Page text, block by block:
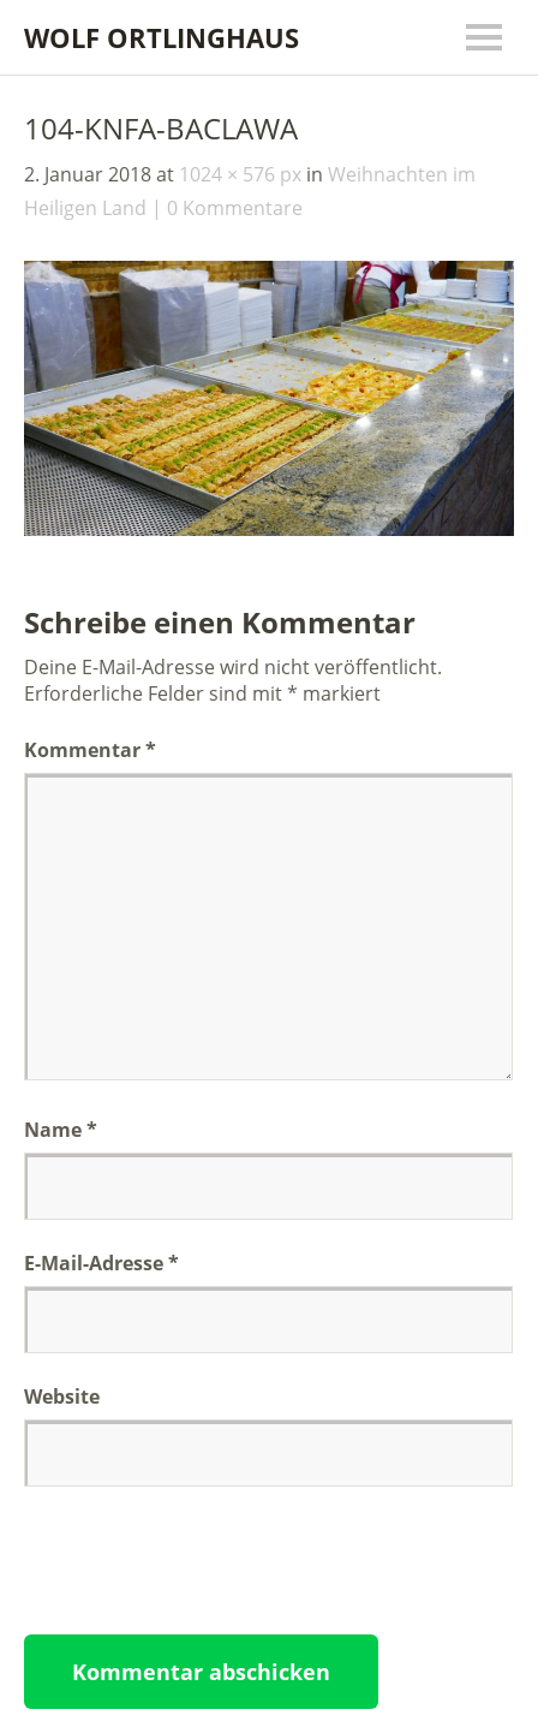
WOLF ORTLINGHAUS
104-KNFA-BACLAWA
2. Januar 2018at 1024 × 576 px in Weihnachten im
Heiligen Land
0 Kommentare
Schreibe einen Kommentar
Deine E-Mail-Adresse wird nicht veröffentlicht.
Erforderliche Felder sind mit* markiert
Kommentar*
Name*
E-Mail-Adresse*
Website